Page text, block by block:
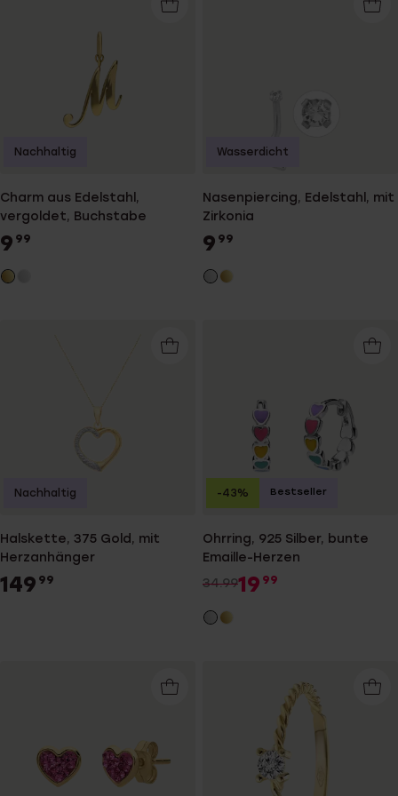
Charm aus Edelstahl,
vergoldet, Buchstabe
9 99
Nachhaltig
Nasenpiercing, Edelstahl, mit
Zirkonia
9 99
Wasserdicht
Halskette, 375 Gold, mit
Herzanhänger
149 99
Nachhaltig
Ohrring, 925 Silber, bunte
Emaille-Herzen
34.9919 99
-43% Bestseller